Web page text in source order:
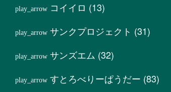
コイイロ (13)
サンクプロジェクト (31)
サンズエム (32)
すとろべりーぱうだー (83)